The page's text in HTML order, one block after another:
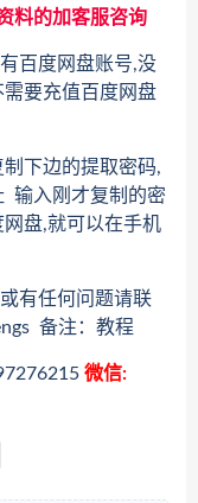
料的加客服咨询
百度网盘账号,没
要充值百度网盘
下边的提取密码,
输入刚才复制的密
盘,就可以在手机
有任何问题请联
备注：教程
微信: